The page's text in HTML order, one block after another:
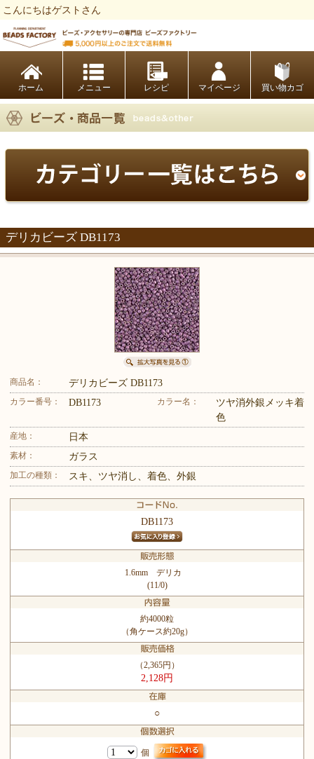
こんにちはゲストさん
ホーム レシピ マイページ 買い物カゴ
デリカビーズ DB1173
商品名： デリカビーズ DB1173
カラー番号： DB1173 カラー名：
ツヤ消外銀メッキ着
色
産地： 日本
素材： ガラス
加工の種類： スキ、ツヤ消し、着色、外銀
DB1173
1.6mm デリカ
(11/0)
約4000粒
（角ケース約20g）
（2,365円）
2,128円
○
個